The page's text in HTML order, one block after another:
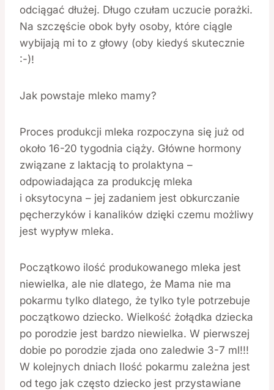
odciągać dłużej. Długo czułam uczucie porażki.
Na szczęście obok były osoby, które ciągle
wybijają mi to z głowy (oby kiedyś skutecznie
:-)!
Jak powstaje mleko mamy?
Proces produkcji mleka rozpoczyna się już od
około 16-20 tygodnia ciąży. Główne hormony
związane z laktacją to prolaktyna –
odpowiadająca za produkcję mleka
i oksytocyna – jej zadaniem jest obkurczanie
pęcherzyków i kanalików dzięki czemu możliwy
jest wypływ mleka.
Początkowo ilość produkowanego mleka jest
niewielka, ale nie dlatego, że Mama nie ma
pokarmu tylko dlatego, że tylko tyle potrzebuje
początkowo dziecko. Wielkość żołądka dziecka
po porodzie jest bardzo niewielka. W pierwszej
dobie po porodzie zjada ono zaledwie 3-7 ml!!!
W kolejnych dniach Ilość pokarmu zależna jest
od tego jak często dziecko jest przystawiane